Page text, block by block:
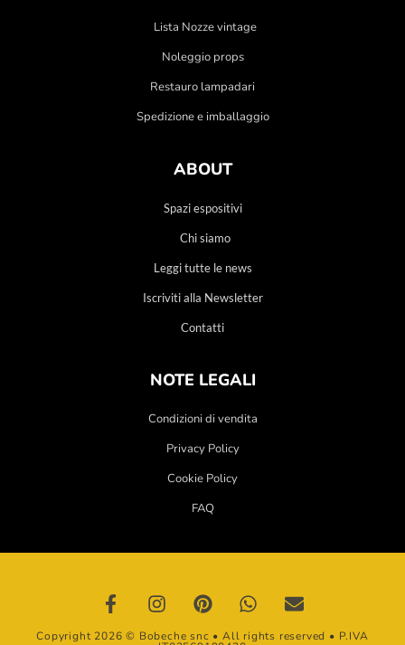
Lista Nozze vintage
Noleggio props
Restauro lampadari
Spedizione e imballaggio
ABOUT
Spazi espositivi
Chi siamo
Leggi tutte le news
Iscriviti alla Newsletter
Contatti
NOTE LEGALI
Condizioni di vendita
Privacy Policy
Cookie Policy
FAQ
Copyright 2026 © Bobeche snc • All rights reserved • P.IVA